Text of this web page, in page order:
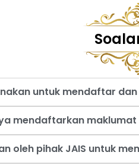
untuk mendaftar dan
mendaftarkan maklumat
oleh pihak JAIS untuk